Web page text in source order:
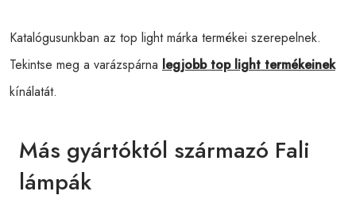
Katalógusunkban az top light márka termékei szerepelnek.
Tekintse meg a varázspárna legjobb top light termékeinek
kínálatát.
Más gyártóktól származó Fali
lámpák